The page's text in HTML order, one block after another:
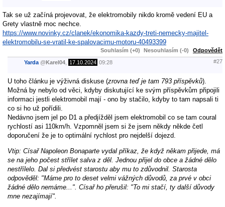
Tak se už začíná projevovat, že elektromobily nikdo kromě vedení EU a
Grety vlastně moc nechce.
https://www.novinky.cz/clanek/ekonomika-kazdy-treti-nemecky-majitel-
elektromobilu-se-vratil-ke-spalovacimu-motoru-40493399
Souhlasím (+0) Nesouhlasím (-0) Odpovědět
Yarda @Karel04 17.10.2024 09:28 #27
U toho článku je výživná diskuse (zrovna teď je tam 793 příspěvků).
Možná by nebylo od věci, kdyby diskutující ke svým příspěvkům připojili
informaci jestli elektromobil mají - ono by stačilo, kdyby to tam napsali ti
co si ho už pořídili.
Nedávno jsem jel po D1 a předjížděl jsem elektromobil co se tam coural
rychlostí asi 110km/h. Vzpomněl jsem si že jsem někdy někde četl
doporučení že je to optimální rychlost pro nejdelší dojezd.
Vtip: Císař Napoleon Bonaparte vydal příkaz, že když někam přijede, má
se na jeho počest střílet salva z děl. Jednou přijel do obce a žádné dělo
nestřílelo. Dal si předvést starostu aby mu to zdůvodnil. Starosta
odpověděl: "Máme pro to deset velmi vážných důvodů, za prvé v obci
žádné dělo nemáme...". Císař ho přerušil: "To mi stačí, ty další důvody
mne nezajímají".